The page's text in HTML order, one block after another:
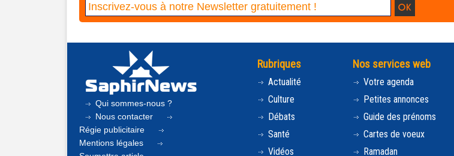
Qui sommes-nous ?
Nous contacter
Régie publicitaire
Mentions légales
Rubriques
Actualité
Culture
Débats
Santé
Vidéos
Nos services web
Votre agenda
Petites annonces
Guide des prénoms
Cartes de voeux
Ramadan